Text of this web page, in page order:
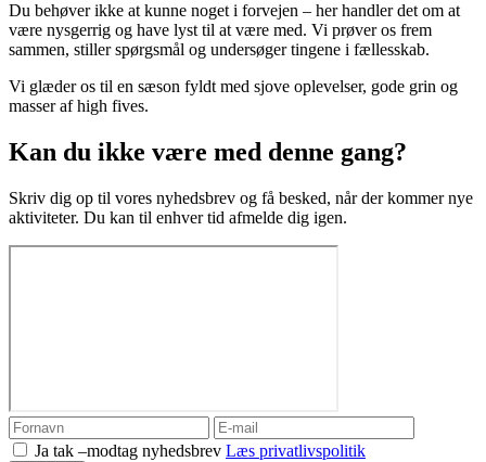
Du behøver ikke at kunne noget i forvejen – her handler det om at
være nysgerrig og have lyst til at være med. Vi prøver os frem
sammen, stiller spørgsmål og undersøger tingene i fællesskab.
Vi glæder os til en sæson fyldt med sjove oplevelser, gode grin og
masser af high fives.
Kan du ikke være med denne gang?
Skriv dig op til vores nyhedsbrev og få besked, når der kommer nye
aktiviteter. Du kan til enhver tid afmelde dig igen.
Ja tak –modtag nyhedsbrev Læs privatlivspolitik